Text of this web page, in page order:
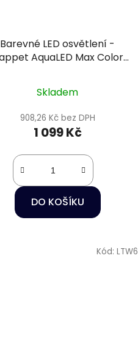
Barevné LED osvětlení -
AquaLED Max Color
Skladem
908,26 Kč bez DPH
1 099 Kč
DO KOŠÍKU
Kód: LTW6